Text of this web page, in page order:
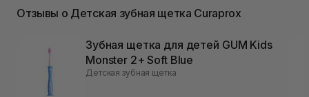
Отзывы о Детская зубная щетка Curaprox
Зубная щетка для детей GUM Kids
Monster 2+ Soft Blue
Детская зубная щетка